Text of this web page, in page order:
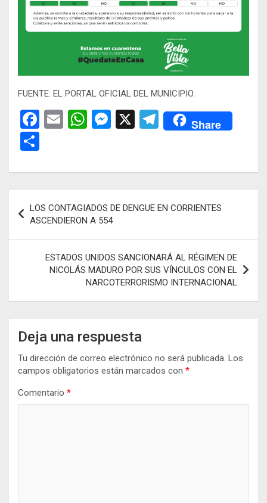
FUENTE: EL PORTAL OFICIAL DEL MUNICIPIO.
F
b
o
k
E
W
s
p
p
M
n
er
X
T
el
gr
m
Share
m
p
ar
tir
de
entradas
LOS CONTAGIADOS DE DENGUE EN CORRIENTES
ASCENDIERON A 554
ESTADOS UNIDOS SANCIONARÁ AL RÉGIMEN DE
NICOLÁS MADURO POR SUS VÍNCULOS CON EL
NARCOTERRORISMO INTERNACIONAL
Deja una respuesta
Tu dirección de correo electrónico no será publicada. Los
campos obligatorios están marcados con *
Comentario *